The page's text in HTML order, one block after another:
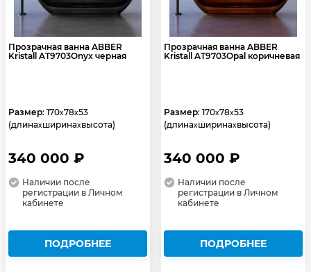
Прозрачная ванна ABBER
Kristall AT9703Onyx черная
Размер: 170x78x53
(длинаxширинаxвысота)
340 000 ₽
Наличии после
регистрации в Личном
кабинете
ПОДРОБНЕЕ
Прозрачная ванна ABBER
Kristall AT9703Opal коричневая
Размер: 170x78x53
(длинаxширинаxвысота)
340 000 ₽
Наличии после
регистрации в Личном
кабинете
ПОДРОБНЕЕ